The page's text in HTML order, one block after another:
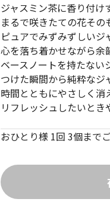
おひとり様 1回 3個まで
ジャスミン茶に香り付け
まるで咲きたての花その
ピュアでみずみずしいジ
心を落ち着かせながら余
ベースノートを持たない
つけた瞬間から純粋なジ
時間とともにやさしく消
リフレッシュしたいとき